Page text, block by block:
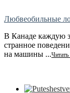
Любвеобильные
В Канаде каждую
странное
на машины ...